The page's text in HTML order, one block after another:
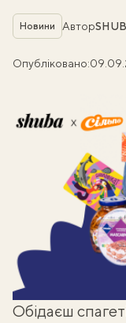
Рубрика
Новини Автор
Опубліковано:
Обідаєш